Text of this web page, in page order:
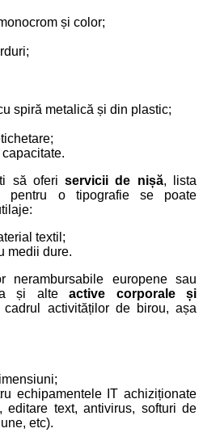
și color;
spiră metalică și din plastic;
să oferiservicii de nișă, lista
pentru o tipografie se poate
textil;
medii dure.
nerambursabile europene sau
și alteactive corporale și
cadrul activităților de birou, așa
echipamentele IT achiziționate
editare text, antivirus, softuri de
etc).